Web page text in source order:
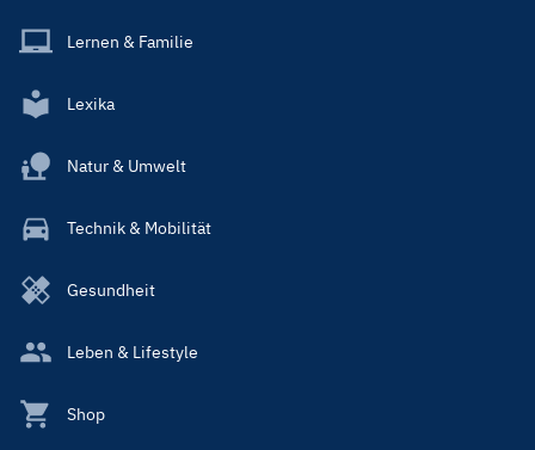
Lernen & Familie
Lexika
Natur & Umwelt
Technik & Mobilität
Gesundheit
Leben & Lifestyle
Shop